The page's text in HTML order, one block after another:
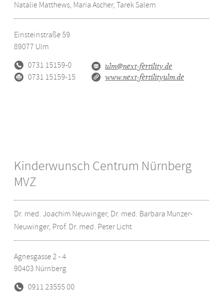
Natalie Matthews, Maria Ascher, Tarek Salem
Einsteinstraße 59
89077 Ulm
0731 15159-0
0731 15159-15
ulm@next-fertility.de
www.next-fertilityulm.de
Kinderwunsch Centrum Nürnberg
MVZ
Dr. med. Joachim Neuwinger, Dr. med. Barbara Munzer-
Neuwinger, Prof. Dr. med. Peter Licht
Agnesgasse 2 - 4
90403 Nürnberg
0911 23555 00